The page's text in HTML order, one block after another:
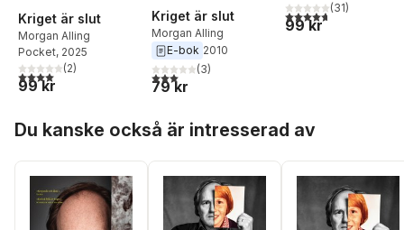
Kriget är slut
Morgan Alling
Pocket, 2025
4,0utav 5 stjärnor. Totalt antal röster:
(2)
99 kr
Kriget är slut
Morgan Alling
E-bok 2010
3,0utav 5 stjärnor. Totalt antal röster:
(3)
79 kr
4,7utav 5 stjärnor.
(31)
99 kr
Du kanske också är intresserad av